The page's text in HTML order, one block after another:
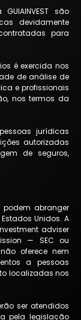
são
devidamente
para
é exercida nos
de análise de
e profissionais
nos termos da
jurídicas
autorizadas
de seguros,
podem abranger
Unidos. A
adviser
— SEC ou
oferece nem
a pessoas
localizadas nos
ser atendidos
pela legislação